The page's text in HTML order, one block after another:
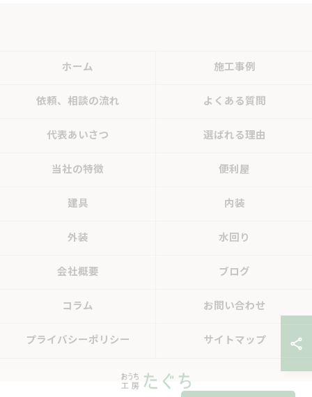
ホーム 施工事例
依頼、相談の流れ よくある質問
代表あいさつ 選ばれる理由
当社の特徴 便利屋
建具 内装
外装 水回り
会社概要 ブログ
コラム お問い合わせ
プライバシーポリシー サイトマップ